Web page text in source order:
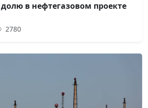
в нефтегазовом проекте
2780